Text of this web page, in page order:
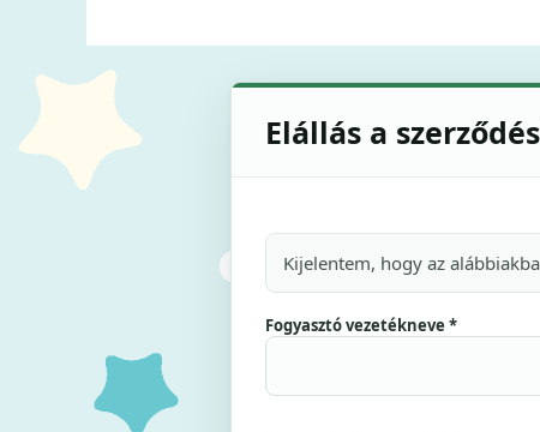
Elállás a
Kijelentem, hogy az
Fogyasztó vezetékneve *